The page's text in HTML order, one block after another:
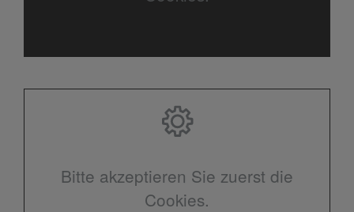
Bitte akzeptieren Sie zuerst die
Cookies.